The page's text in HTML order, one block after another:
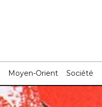
Moyen-Orient Société